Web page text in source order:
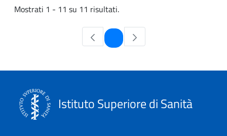
Mostrati 1 - 11 su 11 risultati.
Pagina
Istituto Superiore di Sanità